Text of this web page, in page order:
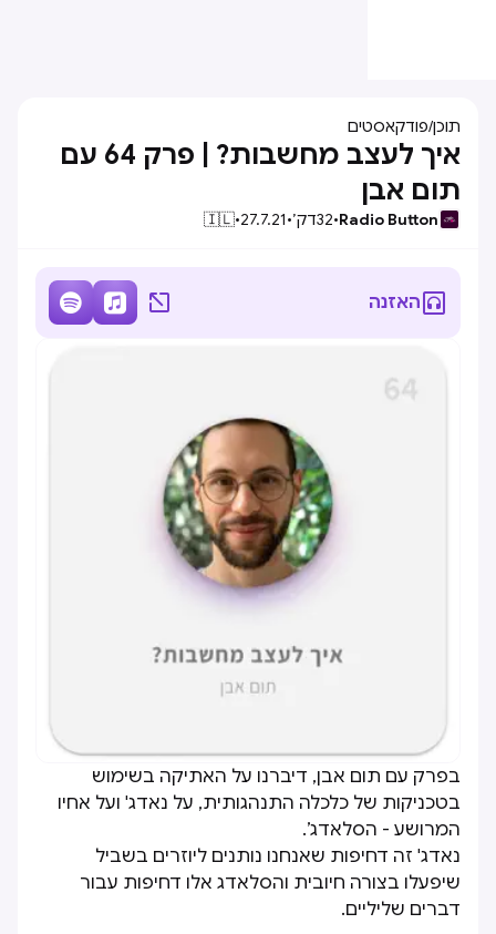
תוכן/פודקאסטים
איך לעצב מחשבות? | פרק 64 עם
תום אבן
Radio Button
•
32דק׳•
27.7.21
•
🇮🇱
האזנה 


בפרק עם תום אבן, דיברנו על האתיקה בשימוש
בטכניקות של כלכלה התנהגותית, על נאדג' ועל אחיו
המרושע - הסלאדג’.
נאדג' זה דחיפות שאנחנו נותנים ליוזרים בשביל
שיפעלו בצורה חיובית והסלאדג אלו דחיפות עבור
דברים שליליים.